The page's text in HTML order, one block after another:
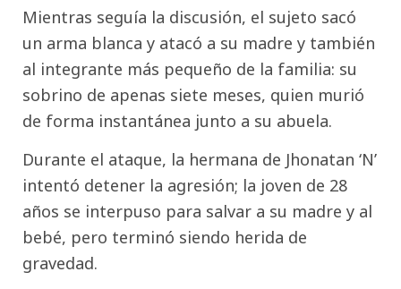
Mientras seguía la discusión, el sujeto sacó
un arma blanca y atacó a su madre y también
al integrante más pequeño de la familia: su
sobrino de apenas siete meses, quien murió
de forma instantánea junto a su abuela.
Durante el ataque, la hermana de Jhonatan ‘N’
intentó detener la agresión; la joven de 28
años se interpuso para salvar a su madre y al
bebé, pero terminó siendo herida de
gravedad.